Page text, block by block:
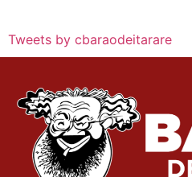
Tweets by cbaraodeitarare